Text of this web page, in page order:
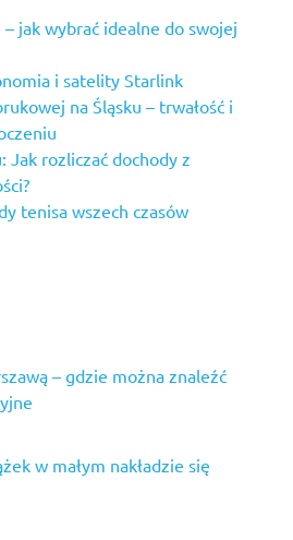
jak wybrać idealne do swojej
i satelity Starlink
na Śląsku – trwałość i
Jak rozliczać dochody z
tenisa wszech czasów
– gdzie można znaleźć
w małym nakładzie się